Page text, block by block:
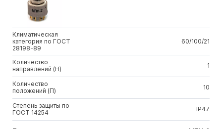
Климатическая
категория по ГОСТ
28198-89
60/100/21
Количество
направлений (Н)
1
Количество
положений (П)
10
Степень защиты по
ГОСТ 14254
IP47